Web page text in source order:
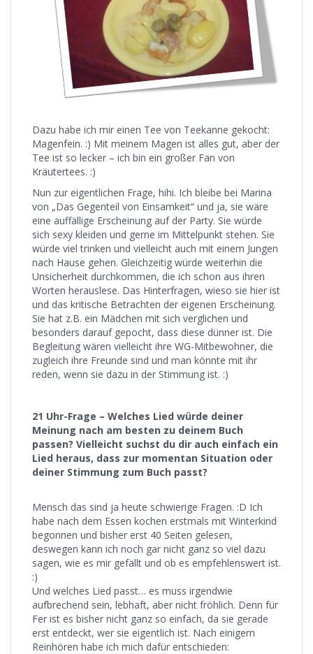
Dazu habe ich mir einen Tee von Teekanne gekocht:
Magenfein. :) Mit meinem Magen ist alles gut, aber der
Tee ist so lecker – ich bin ein großer Fan von
Kräutertees. :)
Nun zur eigentlichen Frage, hihi. Ich bleibe bei Marina
von „Das Gegenteil von Einsamkeit“ und ja, sie wäre
eine auffällige Erscheinung auf der Party. Sie würde
sich sexy kleiden und gerne im Mittelpunkt stehen. Sie
würde viel trinken und vielleicht auch mit einem Jungen
nach Hause gehen. Gleichzeitig würde weiterhin die
Unsicherheit durchkommen, die ich schon aus ihren
Worten herauslese. Das Hinterfragen, wieso sie hier ist
und das kritische Betrachten der eigenen Erscheinung.
Sie hat z.B. ein Mädchen mit sich verglichen und
besonders darauf gepocht, dass diese dünner ist. Die
Begleitung wären vielleicht ihre WG-Mitbewohner, die
zugleich ihre Freunde sind und man könnte mit ihr
reden, wenn sie dazu in der Stimmung ist. :)
21 Uhr-Frage – Welches Lied würde deiner
Meinung nach am besten zu deinem Buch
passen? Vielleicht suchst du dir auch einfach ein
Lied heraus, dass zur momentan Situation oder
deiner Stimmung zum Buch passt?
Mensch das sind ja heute schwierige Fragen. :D Ich
habe nach dem Essen kochen erstmals mit Winterkind
begonnen und bisher erst 40 Seiten gelesen,
deswegen kann ich noch gar nicht ganz so viel dazu
sagen, wie es mir gefällt und ob es empfehlenswert ist.
:)
Und welches Lied passt… es muss irgendwie
aufbrechend sein, lebhaft, aber nicht fröhlich. Denn für
Fer ist es bisher nicht ganz so einfach, da sie gerade
erst entdeckt, wer sie eigentlich ist. Nach einigem
Reinhören habe ich mich dafür entschieden: